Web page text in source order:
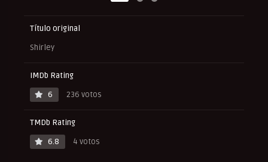
Título original
Shirley
IMDb Rating
6
236 votos
TMDb Rating
6.8
4 votos